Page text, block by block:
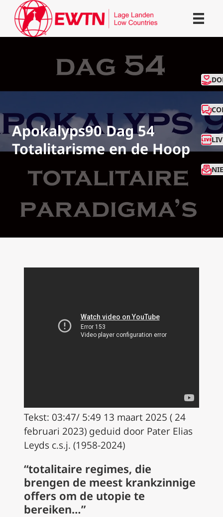
Apokalyps90 Dag 54
Totalitarisme en de Hoop
Tekst: 03:47/ 5:49 13 maart 2025 ( 24
februari 2023) geduid door Pater Elias
Leyds c.s.j. (1958-2024)
“totalitaire regimes, die
brengen de meest krankzinnige
offers om de utopie te
bereiken…”